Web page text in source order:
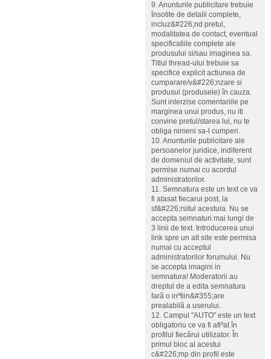
9. Anunturile publicitare trebuie
însotite de detalii complete,
incluz&#226;nd pretul,
modalitatea de contact, eventual
specificatiile complete ale
produsului si/sau imaginea sa.
Titlul thread-ului trebuie sa
specifice explicit actiunea de
cumparare/v&#226;nzare si
produsul (produsele) în cauza.
Sunt interzise comentariile pe
marginea unui produs, nu iti
convine pretul/starea lui, nu te
obliga nimeni sa-l cumperi.
10. Anunturile publicitare ale
persoanelor juridice, indiferent
de domeniul de activitate, sunt
permise numai cu acordul
administratorilor.
11. Semnatura este un text ce va
fi atasat fiecarui post, la
sf&#226;rsitul acestuia. Nu se
accepta semnaturi mai lungi de
3 linii de text. Introducerea unui
link spre un alt site este permisa
numai cu acceptul
administratorilor forumului. Nu
se accepta imagini in
semnatura! Moderatorii au
dreptul de a edita semnatura
farã o inºtiin&#355;are
prealabilã a userului.
12. Campul "AUTO" este un text
obligatoriu ce va fi afiºat în
profilul fiecãrui utilizator. În
primul bloc al acestui
c&#226;mp din profil este